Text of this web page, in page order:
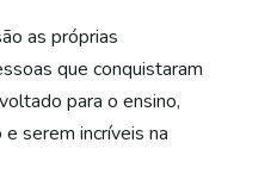
as próprias
que conquistaram
para o ensino,
serem incríveis na